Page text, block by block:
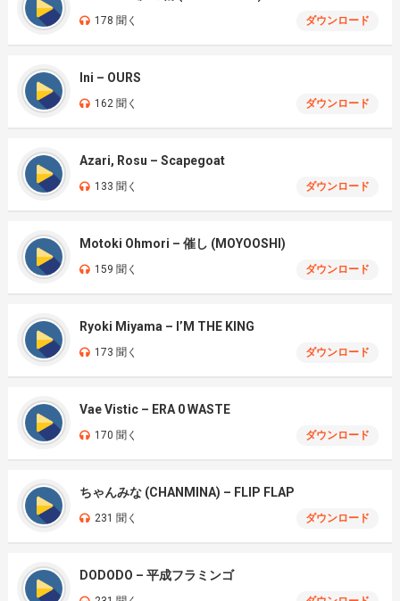
178 聞く ダウンロード
Ini – OURS
162 聞く ダウンロード
Azari, Rosu – Scapegoat
133 聞く ダウンロード
Motoki Ohmori – 催し (MOYOOSHI)
159 聞く ダウンロード
Ryoki Miyama – I’M THE KING
173 聞く ダウンロード
Vae Vistic – ERA 0 WASTE
170 聞く ダウンロード
ちゃんみな (CHANMINA) – FLIP FLAP
231 聞く ダウンロード
DODODO – 平成フラミンゴ